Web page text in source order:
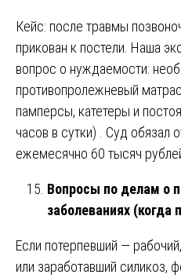
Кейс: после травмы
прикован к постели. Наша
вопрос о нуждаемости:
противопролежневый
памперсы, катетеры и
часов в сутки) . Суд обязал
ежемесячно 60 тысяч
Вопросы по делам о
заболеваниях
Если потерпевший —
или заработавший силикоз,